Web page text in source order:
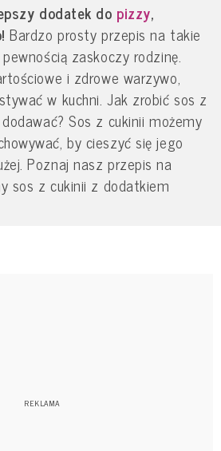
dodatek do pizzy,
Bardzo prosty przepis na takie
zaskoczy rodzinę.
i zdrowe warzywo,
w kuchni. Jak zrobić sos z
Sos z cukinii możemy
by cieszyć się jego
Poznaj nasz przepis na
sos z cukinii z dodatkiem